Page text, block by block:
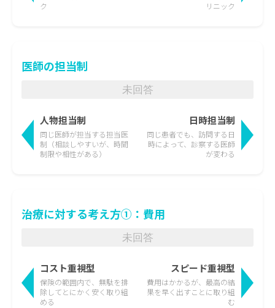
ク
リニック
医師の担当制
未回答
人物担当制
同じ医師が担当する担当医
制 （相談しやすいが、時間
制限や相性がある）
同じ患者でも、訪問する日
時によって、 診察する医師
が変わる
日時担当制
治療に対する考え方①：費用
未回答
コスト重視型
保険の範囲内で、無駄を排
除してとにかく安く取り組
める
費用はかかるが、最高の結
果を早く出すことに取り組
む
スピード重視型